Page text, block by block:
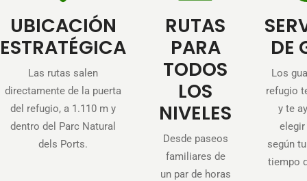
UBICACIÓN
ESTRATÉGICA
Las rutas salen
directamente de la puerta
del refugio, a 1.110 m y
dentro del Parc Natural
dels Ports.
RUTAS
PARA
TODOS
LOS
NIVELES
Desde paseos
familiares de
un par de horas
DE
Los
refugio
y te
según
tiempo